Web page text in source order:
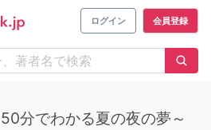
ログイン 会員登録
50分でわかる夏の夜の夢～